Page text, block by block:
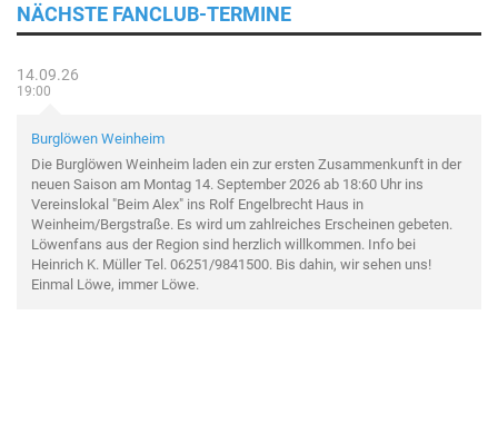
NÄCHSTE FANCLUB-TERMINE
14.09.26
19:00
Burglöwen Weinheim
Die Burglöwen Weinheim laden ein zur ersten Zusammenkunft in der
neuen Saison am Montag 14. September 2026 ab 18:60 Uhr ins
Vereinslokal "Beim Alex" ins Rolf Engelbrecht Haus in
Weinheim/Bergstraße. Es wird um zahlreiches Erscheinen gebeten.
Löwenfans aus der Region sind herzlich willkommen. Info bei
Heinrich K. Müller Tel. 06251/9841500. Bis dahin, wir sehen uns!
Einmal Löwe, immer Löwe.